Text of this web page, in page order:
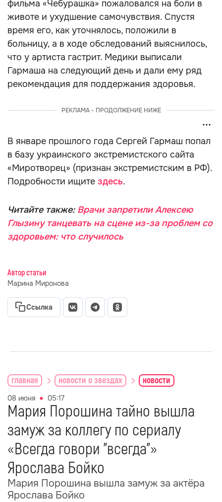
фильма «Чебурашка» пожаловался на боли в
животе и ухудшение самочувствия. Спустя
время его, как уточнялось, положили в
больницу, а в ходе обследований выяснилось,
что у артиста гастрит. Медики выписали
Гармаша на следующий день и дали ему ряд
рекомендация для поддержания здоровья.
РЕКЛАМА - ПРОДОЛЖЕНИЕ НИЖЕ
В январе прошлого года Сергей Гармаш попал
в базу украинского экстремистского сайта
«Миротворец» (признан экстремистским в РФ).
Подробности ищите здесь.
Читайте также: Врачи запретили Алексею
Глызину танцевать на сцене из-за проблем со
здоровьем: что случилось
Автор статьи
Марина Миронова
Ссылка
главная новости о звездах новости
08 июня 05:17
Мария Порошина тайно вышла
замуж за коллегу по сериалу
«Всегда говори "всегда"»
Ярослава Бойко
Мария Порошина вышла замуж за актёра
Ярослава Бойко